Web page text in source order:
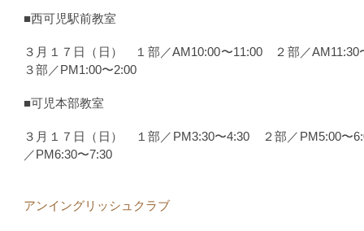
■西可児駅前教室
３月１７日（日） １部／AM10:00〜11:00 ２部／
３部／PM1:00〜2:00
■可児本部教室
３月１７日（日） １部／PM3:30〜4:30 ２部／PM5:00〜
／PM6:30〜7:30
アンイングリッシュクラブ